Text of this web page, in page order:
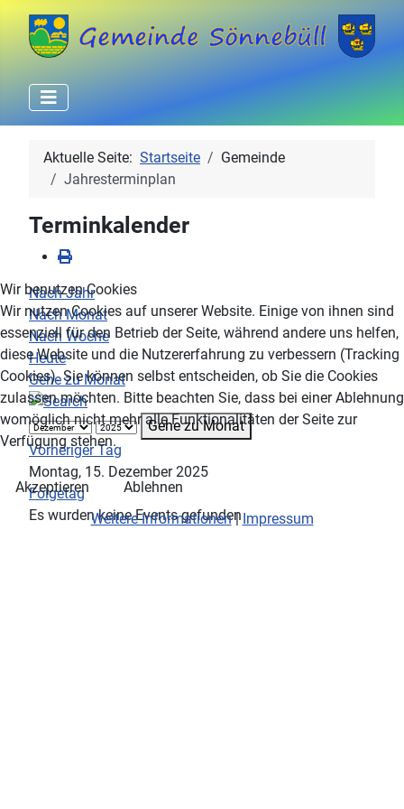
Aktuelle Seite: Startseite
Gemeinde
Jahresterminplan
Terminkalender
Nach Jahr
Nach Monat
Nach Woche
Heute
Gehe zu Monat
Gehe zu Monat
Vorheriger Tag
Montag, 15. Dezember 2025
Folgetag
Es wurden keine Events gefunden
Wir benutzen Cookies
Wir nutzen Cookies auf unserer Website. Einige von ihnen sind
essenziell für den Betrieb der Seite, während andere uns helfen,
diese Website und die Nutzererfahrung zu verbessern (Tracking
Cookies). Sie können selbst entscheiden, ob Sie die Cookies
zulassen möchten. Bitte beachten Sie, dass bei einer Ablehnung
womöglich nicht mehr alle Funktionalitäten der Seite zur
Verfügung stehen.
Akzeptieren
Ablehnen
Weitere Informationen|Impressum